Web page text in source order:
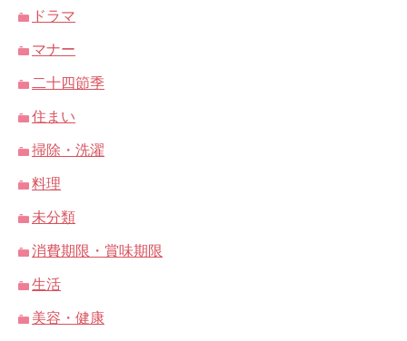
ドラマ
マナー
二十四節季
住まい
掃除・洗濯
料理
未分類
消費期限・賞味期限
生活
美容・健康